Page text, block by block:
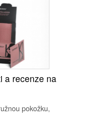
a recenze na
pokožku,